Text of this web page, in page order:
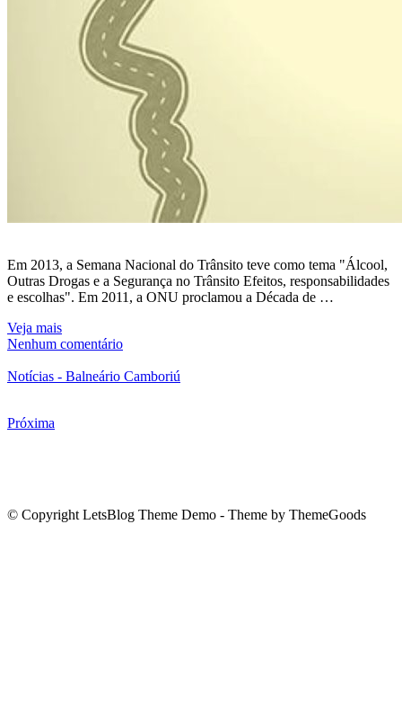
Em 2013, a Semana Nacional do Trânsito teve como tema "Álcool,
Outras Drogas e a Segurança no Trânsito Efeitos, responsabilidades
e escolhas". Em 2011, a ONU proclamou a Década de …
Veja mais
Nenhum comentário
Notícias - Balneário Camboriú
Próxima
© Copyright LetsBlog Theme Demo - Theme by ThemeGoods